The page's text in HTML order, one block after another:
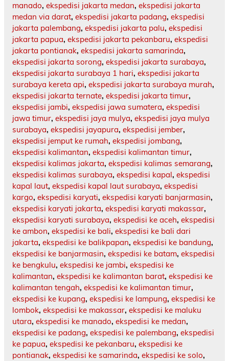
manado, ekspedisi jakarta medan, ekspedisi jakarta
medan via darat, ekspedisi jakarta padang, ekspedisi
jakarta palembang, ekspedisi jakarta palu, ekspedisi
jakarta papua, ekspedisi jakarta pekanbaru, ekspedisi
jakarta pontianak, ekspedisi jakarta samarinda,
ekspedisi jakarta sorong, ekspedisi jakarta surabaya,
ekspedisi jakarta surabaya 1 hari, ekspedisi jakarta
surabaya kereta api, ekspedisi jakarta surabaya murah,
ekspedisi jakarta ternate, ekspedisi jakarta timur,
ekspedisi jambi, ekspedisi jawa sumatera, ekspedisi
jawa timur, ekspedisi jaya mulya, ekspedisi jaya mulya
surabaya, ekspedisi jayapura, ekspedisi jember,
ekspedisi jemput ke rumah, ekspedisi jombang,
ekspedisi kalimantan, ekspedisi kalimantan timur,
ekspedisi kalimas jakarta, ekspedisi kalimas semarang,
ekspedisi kalimas surabaya, ekspedisi kapal, ekspedisi
kapal laut, ekspedisi kapal laut surabaya, ekspedisi
kargo, ekspedisi karyati, ekspedisi karyati banjarmasin,
ekspedisi karyati jakarta, ekspedisi karyati makassar,
ekspedisi karyati surabaya, ekspedisi ke aceh, ekspedisi
ke ambon, ekspedisi ke bali, ekspedisi ke bali dari
jakarta, ekspedisi ke balikpapan, ekspedisi ke bandung,
ekspedisi ke banjarmasin, ekspedisi ke batam, ekspedisi
ke bengkulu, ekspedisi ke jambi, ekspedisi ke
kalimantan, ekspedisi ke kalimantan barat, ekspedisi ke
kalimantan tengah, ekspedisi ke kalimantan timur,
ekspedisi ke kupang, ekspedisi ke lampung, ekspedisi ke
lombok, ekspedisi ke makassar, ekspedisi ke maluku
utara, ekspedisi ke manado, ekspedisi ke medan,
ekspedisi ke padang, ekspedisi ke palembang, ekspedisi
ke papua, ekspedisi ke pekanbaru, ekspedisi ke
pontianak, ekspedisi ke samarinda, ekspedisi ke solo,